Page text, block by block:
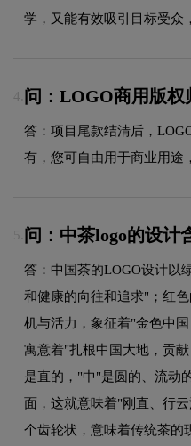
学，又能有效吸引目标受众
4. 问：LOGO商用版权
答：项目尾款结清后，
有，您可自由用于商业用途
5. 问：中茶logo的设计
答：中国茶的LOGO设计以
和健康的向往和追求"；红
机与活力，象征着"金色中
寓意着"扎根中国大地，贡
是直的，"中"是圆的、流动
面，这就意味着"刚直、行
个齿轮状，意味着传统茶的